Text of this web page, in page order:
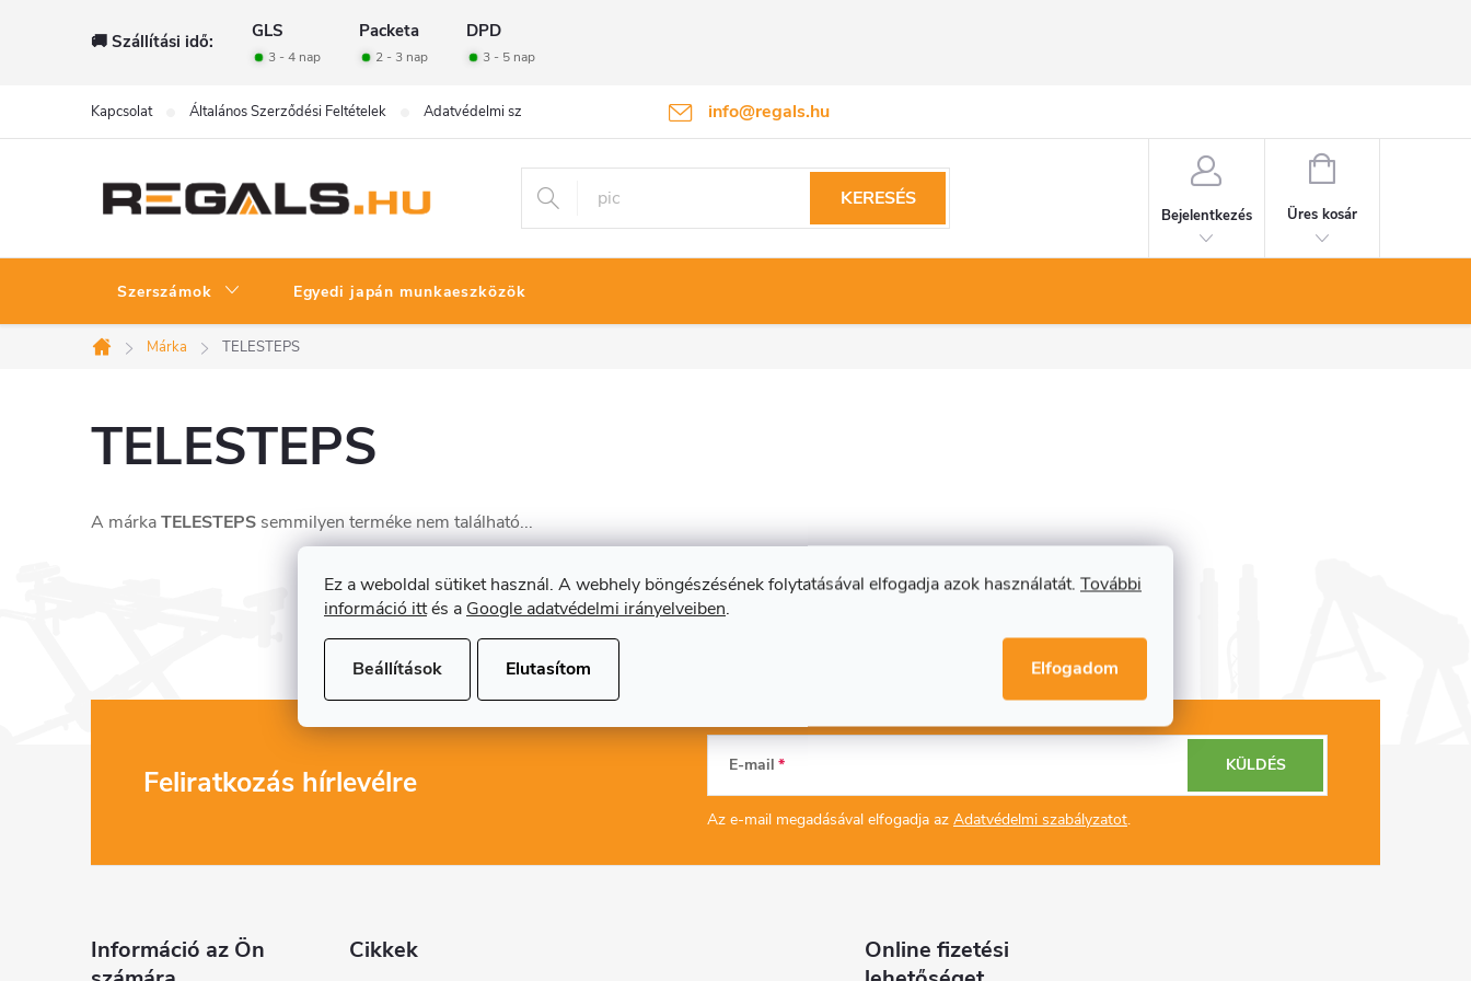
Ez a weboldal sütiket használ. A webhely böngészésének folytatásával elfogadja azok használatát. További
információ ittés a Google adatvédelmi irányelveiben.
Beállítások Elutasítom Elfogadom
tartalomhoz
🚚 Szállítási idő: GLS Packeta DPD
3 - 4 nap 2 - 3 nap 3 - 5 nap
info@regals.hu
Kapcsolat Általános Szerződési Feltételek Adatvédelmi szabályzat Termékvisszaküldés
KERESÉS
Bejelentkezés
KOSÁR
Üres kosár
Szerszámok Egyedi japán munkaeszközök
Kezdőlap
Márka TELESTEPS
TELESTEPS
A márkaTELESTEPS semmilyen terméke nem található...
Feliratkozás hírlevélre E-mail
Az e-mail megadásával elfogadja az Adatvédelmi szabályzatot.
KÜLDÉS
Információ az Ön
Cikkek
Online fizetési